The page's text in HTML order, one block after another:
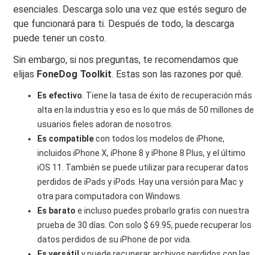
esenciales. Descarga solo una vez que estés seguro de
que funcionará para ti. Después de todo, la descarga
puede tener un costo.
Sin embargo, si nos preguntas, te recomendamos que
elijas FoneDog Toolkit. Estas son las razones por qué.
Es efectivo . Tiene la tasa de éxito de recuperación más
alta en la industria y eso es lo que más de 50 millones de
usuarios fieles adoran de nosotros.
Es compatiblecon todos los modelos de iPhone,
incluidos iPhone X, iPhone 8 y iPhone 8 Plus, y el último
iOS 11. También se puede utilizar para recuperar datos
perdidos de iPads y iPods. Hay una versión para Mac y
otra para computadora con Windows.
Es barato e incluso puedes probarlo gratis con nuestra
prueba de 30 días. Con solo $ 69.95, puede recuperar los
datos perdidos de su iPhone de por vida.